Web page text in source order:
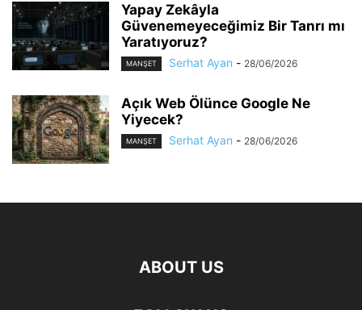
Yapay Zekâyla
Güvenemeyeceğimiz Bir Tanrı mı
Yaratıyoruz?
MANŞET Serhat Ayan - 28/06/2026
Açık Web Ölünce Google Ne
Yiyecek?
MANŞET Serhat Ayan - 28/06/2026
ABOUT US